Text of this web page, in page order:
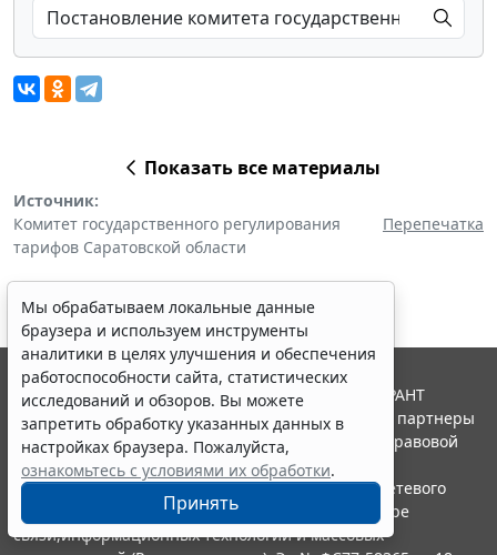
Показать все материалы
Источник:
Комитет государственного регулирования
тарифов Саратовской области
Перепечатка
Мы обрабатываем локальные данные
браузера и используем инструменты
аналитики в целях улучшения и обеспечения
работоспособности сайта, статистических
исследований и обзоров. Вы можете
запретить обработку указанных данных в
настройках браузера. Пожалуйста,
ознакомьтесь с условиями их обработки.
Принять
© ООО "НПП "ГАРАНТ-СЕРВИС", 2026. Система ГАРАНТ
выпускается с 1990 года. Компания "Гарант" и ее партнеры
являются участниками Российской ассоциации правовой
информации ГАРАНТ.
Портал ГАРАНТ.РУ зарегистрирован в качестве сетевого
издания Федеральной службой по надзору в сфере
связи,информационных технологий и массовых